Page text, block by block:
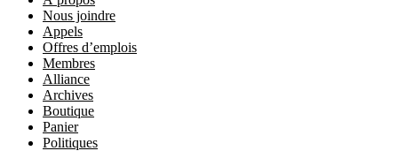
Nous joindre
Appels
Offres d’emplois
Membres
Alliance
Archives
Boutique
Panier
Politiques